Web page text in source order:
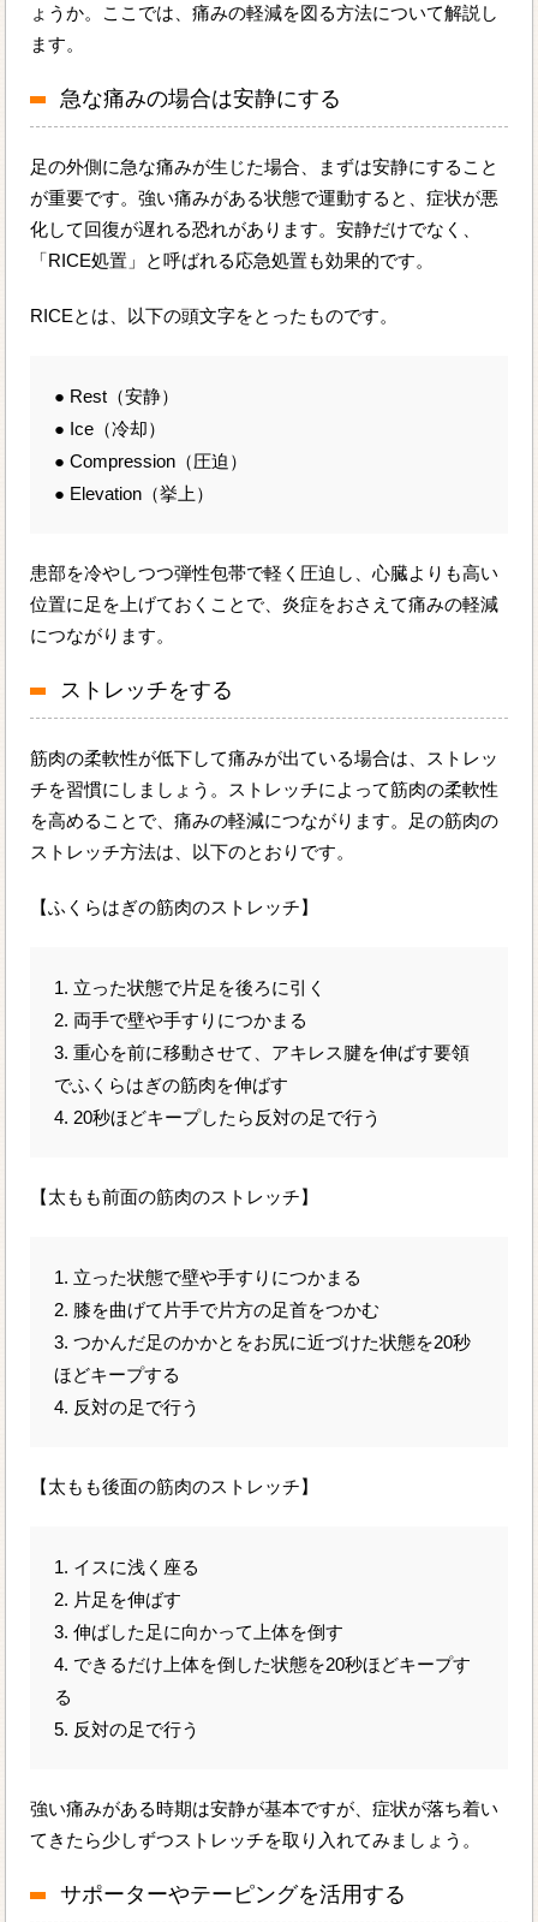
ょうか。ここでは、痛みの軽減を図る方法について解説し
ます。
急な痛みの場合は安静にする
足の外側に急な痛みが生じた場合、まずは安静にすること
が重要です。強い痛みがある状態で運動すると、症状が悪
化して回復が遅れる恐れがあります。安静だけでなく、
「RICE処置」と呼ばれる応急処置も効果的です。
RICEとは、以下の頭文字をとったものです。
● Rest（安静）
● Ice（冷却）
● Compression（圧迫）
● Elevation（挙上）
患部を冷やしつつ弾性包帯で軽く圧迫し、心臓よりも高い
位置に足を上げておくことで、炎症をおさえて痛みの軽減
につながります。
ストレッチをする
筋肉の柔軟性が低下して痛みが出ている場合は、ストレッ
チを習慣にしましょう。ストレッチによって筋肉の柔軟性
を高めることで、痛みの軽減につながります。足の筋肉の
ストレッチ方法は、以下のとおりです。
【ふくらはぎの筋肉のストレッチ】
1. 立った状態で片足を後ろに引く
2. 両手で壁や手すりにつかまる
3. 重心を前に移動させて、アキレス腱を伸ばす要領
でふくらはぎの筋肉を伸ばす
4. 20秒ほどキープしたら反対の足で行う
【太もも前面の筋肉のストレッチ】
1. 立った状態で壁や手すりにつかまる
2. 膝を曲げて片手で片方の足首をつかむ
3. つかんだ足のかかとをお尻に近づけた状態を20秒
ほどキープする
4. 反対の足で行う
【太もも後面の筋肉のストレッチ】
1. イスに浅く座る
2. 片足を伸ばす
3. 伸ばした足に向かって上体を倒す
4. できるだけ上体を倒した状態を20秒ほどキープす
る
5. 反対の足で行う
強い痛みがある時期は安静が基本ですが、症状が落ち着い
てきたら少しずつストレッチを取り入れてみましょう。
サポーターやテーピングを活用する